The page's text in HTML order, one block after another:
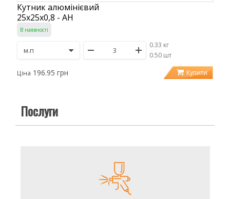
Кутник алюмінієвий
25х25х0,8 - АН
В наявності
0.33 кг
/0.50 шт
Ціна 196.95 грн Купити
Послуги